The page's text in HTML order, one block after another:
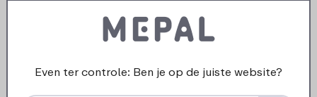
Ook op de sociale kanalen zijn we volop
aanwezig met inspiratie, video’s en leuke acties.
Even ter controle: Ben je op de juiste website?